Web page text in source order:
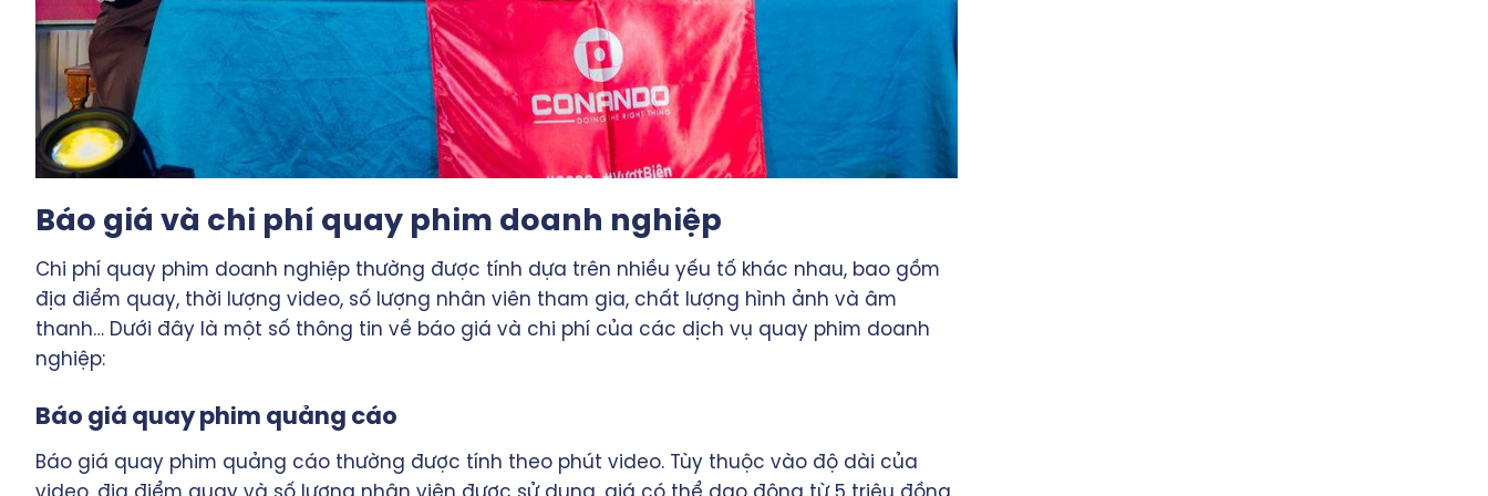
Báo giá và chi phí quay phim doanh nghiệp
Chi phí quay phim doanh nghiệp thường được tính dựa trên nhiều yếu tố khác nhau, bao gồm
địa điểm quay, thời lượng video, số lượng nhân viên tham gia, chất lượng hình ảnh và âm
thanh… Dưới đây là một số thông tin về báo giá và chi phí của các dịch vụ quay phim doanh
nghiệp:
Báo giá quay phim quảng cáo
Báo giá quay phim quảng cáo thường được tính theo phút video. Tùy thuộc vào độ dài của